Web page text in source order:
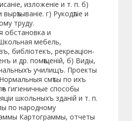
изложеніе и т. п. б)
г) Рукодѣліе и
труду.
обстановка и
мебель,
библіотекъ, рекреаціон­
и др. помѣщеній, б) Виды,
училищъ. Проекты
Нормальныя смѣты по ихъ
гигіеничные спосо­бы
школьныхъ зданій и т. п.
по народному
Картограммы, отчеты